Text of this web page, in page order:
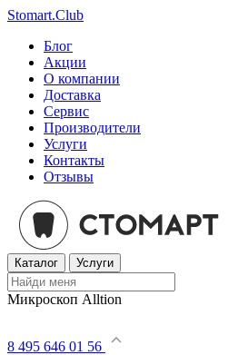
Stomart.Club
Блог
Акции
О компании
Доставка
Сервис
Производители
Услуги
Контакты
Отзывы
Каталог Услуги
Микроскоп Alltion
8 495 646 01 56